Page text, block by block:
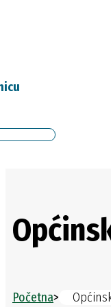
Početna>